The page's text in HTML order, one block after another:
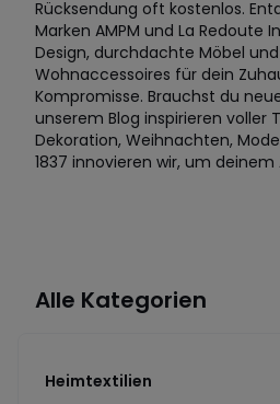
Rücksendung oft kostenlos.
Marken AMPM und La Redoute
Design, durchdachte Möbel
Wohnaccessoires für dein
Kompromisse. Brauchst du
unserem Blog inspirieren voller
Dekoration, Weihnachten,
1837 innovieren wir, um
Alle Kategorien
Heimtextilien